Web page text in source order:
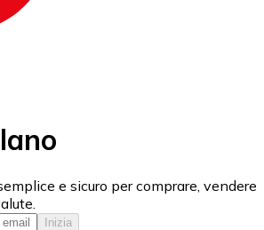
e sicuro per comprare, vendere
Inizia